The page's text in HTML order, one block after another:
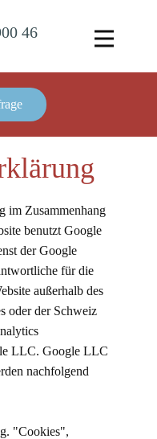
46
im Zusammenhang
benutzt Google
der Google
für die
außerhalb des
oder der Schweiz
LLC. Google LLC
nachfolgend
"Cookies",